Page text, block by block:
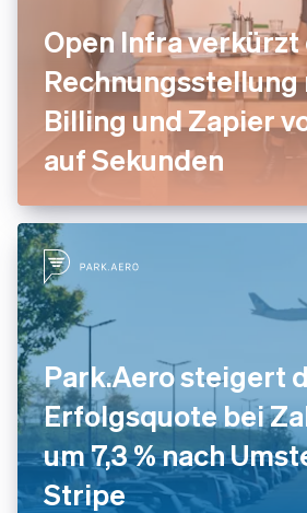
Open Infra verkürzt
Billing und Zapier
auf Sekunden
Park.Aero steigert
Erfolgsquote bei
um 7,3 % nach
Stripe